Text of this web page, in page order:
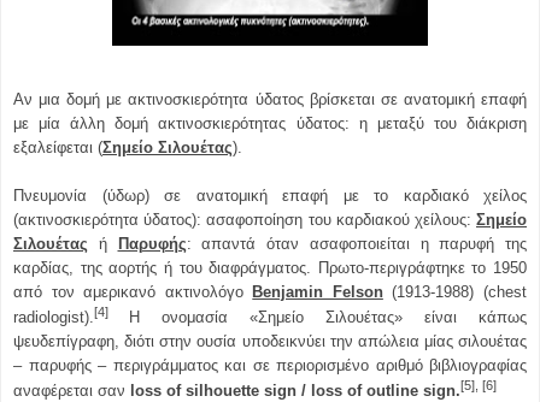
Αν μια δομή με ακτινοσκιερότητα ύδατος βρίσκεται σε ανατομική επαφή
με μία άλλη δομή ακτινοσκιερότητας ύδατος: η μεταξύ του διάκριση
εξαλείφεται (Σημείο Σιλουέτας).
Πνευμονία (ύδωρ) σε ανατομική επαφή με το καρδιακό χείλος
(ακτινοσκιερότητα ύδατος): ασαφοποίηση του καρδιακού χείλους: Σημείο
Σιλουέτας ή Παρυφής: απαντά όταν ασαφοποιείται η παρυφή της
καρδίας, της αορτής ή του διαφράγματος. Πρωτο-περιγράφτηκε το 1950
από τον αμερικανό ακτινολόγο Benjamin Felson(1913-1988) (chest
radiologist).[4] Η ονομασία «Σημείο Σιλουέτας» είναι
κάπως
ψευδεπίγραφη, διότι στην ουσία υποδεικνύει την απώλεια μίας σιλουέτας
– παρυφής – περιγράμματος και σε περιορισμένο αριθμό βιβλιογραφίας
αναφέρεται σαν oss of silhouette sign / loss of outline sign.[5], [6]